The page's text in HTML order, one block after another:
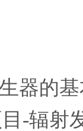
器的
-辐射